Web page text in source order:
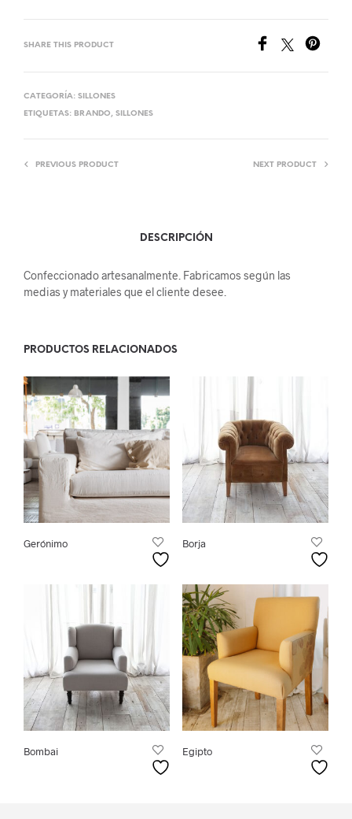
SHARE THIS PRODUCT
CATEGORÍA: SILLONES
ETIQUETAS: BRANDO, SILLONES
PREVIOUS PRODUCT NEXT PRODUCT
DESCRIPCIÓN
Confeccionado artesanalmente. Fabricamos según las
medias y materiales que el cliente desee.
PRODUCTOS RELACIONADOS
Gerónimo Borja
Bombai Egipto